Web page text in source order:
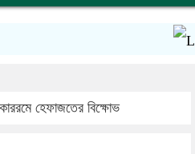
হেফাজতের বিক্ষোভ